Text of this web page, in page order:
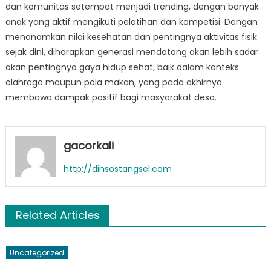
dan komunitas setempat menjadi trending, dengan banyak
anak yang aktif mengikuti pelatihan dan kompetisi. Dengan
menanamkan nilai kesehatan dan pentingnya aktivitas fisik
sejak dini, diharapkan generasi mendatang akan lebih sadar
akan pentingnya gaya hidup sehat, baik dalam konteks
olahraga maupun pola makan, yang pada akhirnya
membawa dampak positif bagi masyarakat desa.
gacorkali
http://dinsostangsel.com
Related Articles
Uncategorized